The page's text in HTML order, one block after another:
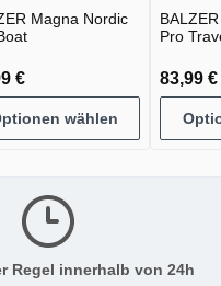
Magna Nordic
€
wählen
Pro
83,99 €
Regel innerhalb von 24h